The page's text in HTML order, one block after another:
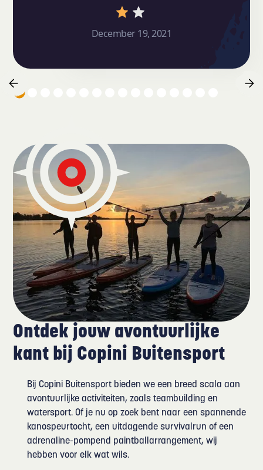
December 19, 2021
Ontdek jouw avontuurlijke
kant bij Copini Buitensport
Bij Copini Buitensport bieden we een breed scala aan
avontuurlijke activiteiten, zoals teambuilding en
watersport. Of je nu op zoek bent naar een spannende
kanospeurtocht, een uitdagende survivalrun of een
adrenaline-pompend paintballarrangement, wij
hebben voor elk wat wils.